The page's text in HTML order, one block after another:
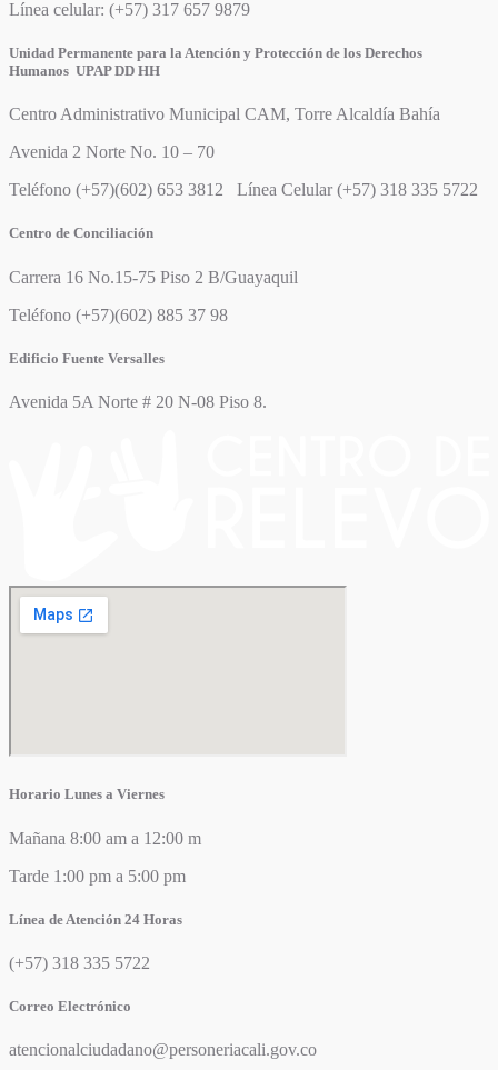
Línea celular: (+57) 317 657 9879
Unidad Permanente para la Atención y Protección de los Derechos
Humanos UPAP DD HH
Centro Administrativo Municipal CAM, Torre Alcaldía Bahía
Avenida 2 Norte No. 10 – 70
Teléfono (+57)(602) 653 3812 Línea Celular (+57) 318 335 5722
Centro de Conciliación
Carrera 16 No.15-75 Piso 2 B/Guayaquil
Teléfono (+57)(602) 885 37 98
Edificio Fuente Versalles
Avenida 5A Norte # 20 N-08 Piso 8.
Horario Lunes a Viernes
Mañana 8:00 am a 12:00 m
Tarde 1:00 pm a 5:00 pm
Línea de Atención 24 Horas
(+57) 318 335 5722
Correo Electrónico
atencionalciudadano@personeriacali.gov.co